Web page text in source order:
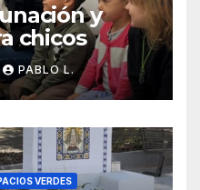
y
chicos
PABLO L.
VERDES